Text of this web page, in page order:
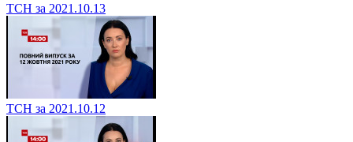
ТСН за 2021.10.13
ТСН за 2021.10.12